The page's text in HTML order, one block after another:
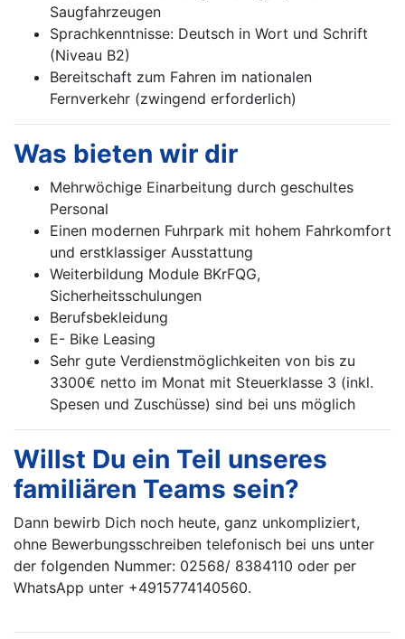
Saugfahrzeugen
Sprachkenntnisse: Deutsch in Wort und Schrift
(Niveau B2)
Bereitschaft zum Fahren im nationalen
Fernverkehr (zwingend erforderlich)
Was bieten wir dir
Mehrwöchige Einarbeitung durch geschultes
Personal
Einen modernen Fuhrpark mit hohem Fahrkomfort
und erstklassiger Ausstattung
Weiterbildung Module BKrFQG,
Sicherheitsschulungen
Berufsbekleidung
E- Bike Leasing
Sehr gute Verdienstmöglichkeiten von bis zu
3300€ netto im Monat mit Steuerklasse 3 (inkl.
Spesen und Zuschüsse) sind bei uns möglich
Willst Du ein Teil unseres
familiären Teams sein?
Dann bewirb Dich noch heute, ganz unkompliziert,
ohne Bewerbungsschreiben telefonisch bei uns unter
der folgenden Nummer: 02568/ 8384110 oder per
WhatsApp unter +4915774140560.